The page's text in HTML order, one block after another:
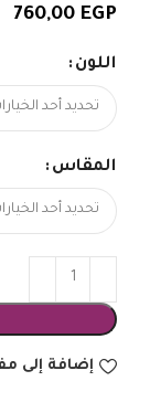
760,00 EGP
اللون
المقاس
إضافة إلى